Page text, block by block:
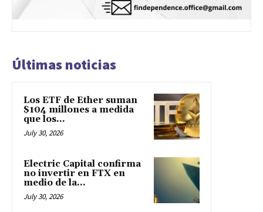
Últimas noticias
Los ETF de Ether suman
$104 millones a medida
que los...
July 30, 2026
Electric Capital confirma
no invertir en FTX en
medio de la...
July 30, 2026